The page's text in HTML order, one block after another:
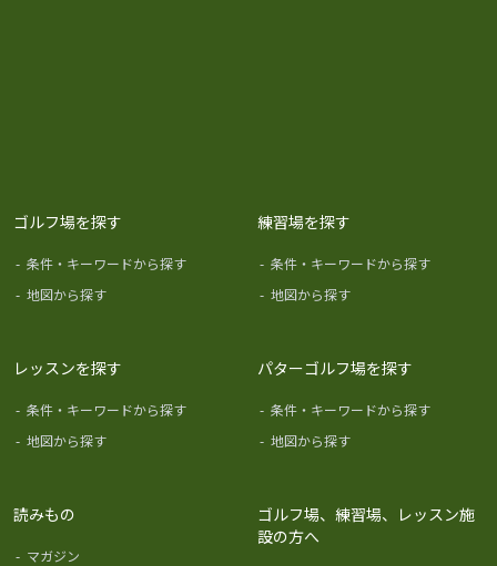
ゴルフ場を探す
- 条件・キーワードから探す
- 地図から探す
練習場を探す
- 条件・キーワードから探す
- 地図から探す
レッスンを探す
- 条件・キーワードから探す
- 地図から探す
パターゴルフ場を探す
- 条件・キーワードから探す
- 地図から探す
読みもの
- マガジン
ゴルフ場、練習場、レッスン施
設の方へ